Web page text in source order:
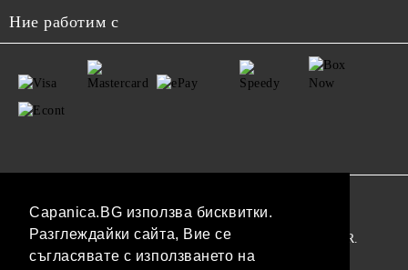
Capanica.BG използва бисквитки.
Разглеждайки сайта, Вие се
съгласявате с използването на
Ние работим с
Нашият онлайн магазин е 100% съобразен с GDPR.